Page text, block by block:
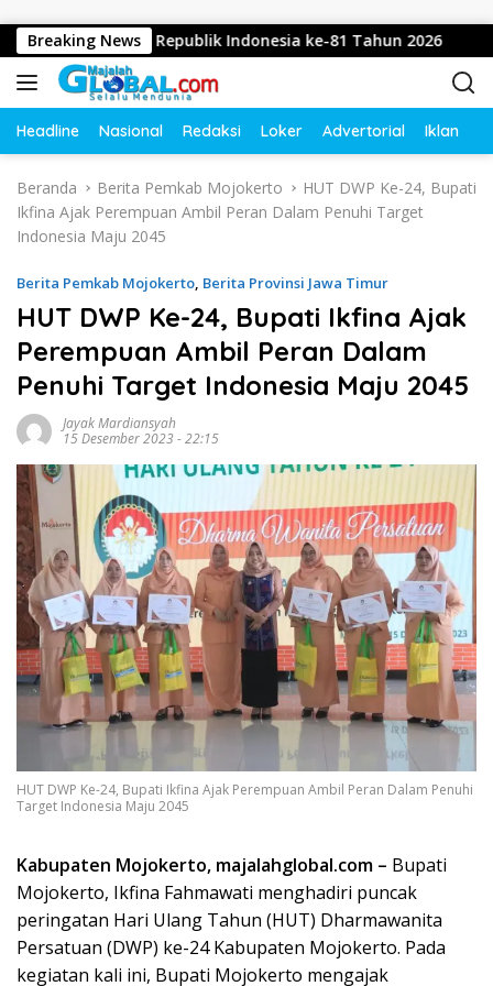
Breaking News
Republik Indonesia ke-81 Tahun 2026
Headline Nasional Redaksi Loker Advertorial Iklan
Beranda Berita Pemkab Mojokerto
HUT DWP Ke-24, Bupati
Ikfina Ajak Perempuan Ambil Peran Dalam Penuhi Target
Indonesia Maju 2045
Berita Pemkab Mojokerto, Berita Provinsi Jawa Timur
HUT DWP Ke-24, Bupati Ikfina Ajak
Perempuan Ambil Peran Dalam
Penuhi Target Indonesia Maju 2045
Jayak Mardiansyah
15 Desember 2023 - 22:15
HUT DWP Ke-24, Bupati Ikfina Ajak Perempuan Ambil Peran Dalam Penuhi
Target Indonesia Maju 2045
Kabupaten Mojokerto, majalahglobal.com – Bupati
Mojokerto, Ikfina Fahmawati menghadiri puncak
peringatan Hari Ulang Tahun (HUT) Dharmawanita
Persatuan (DWP) ke-24 Kabupaten Mojokerto. Pada
kegiatan kali ini, Bupati Mojokerto mengajak